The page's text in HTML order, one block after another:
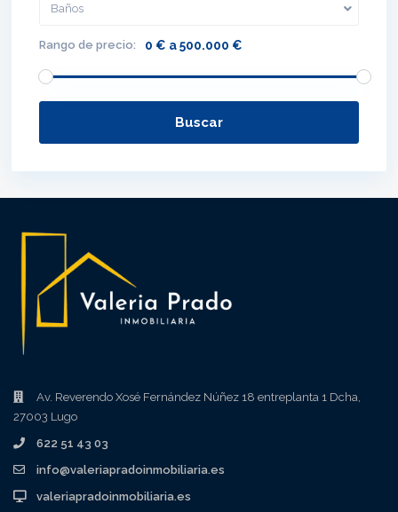
Baños
Rango de precio: 0 € a 500.000 €
Buscar
Av. Reverendo Xosé Fernández Núñez 18 entreplanta 1 Dcha,
27003 Lugo
622 51 43 03
info@valeriapradoinmobiliaria.es
valeriapradoinmobiliaria.es